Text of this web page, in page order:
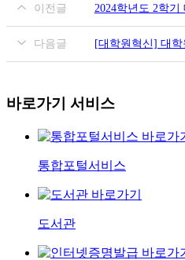
이전글 2024학년도 2학
다음글 [대학원혁신] 대
바로가기 서비스
통합포털서비스
도서관